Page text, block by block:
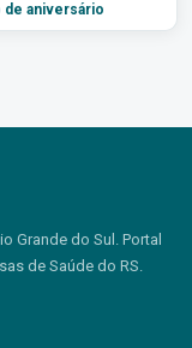
aniversário
Grande do Sul. Portal
de Saúde do RS.